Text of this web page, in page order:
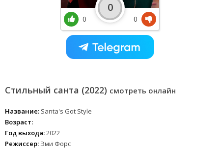
Стильный санта (2022) смотреть онлайн
Название: Santa's Got Style
Возраст:
Год выхода:2022
Режиссер: Эми Форс
0
0
0